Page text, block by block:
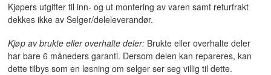
Kjøpers utgifter til inn- og ut montering av varen samt returfrakt
dekkes ikke av Selger/deleleverandør.
Kjøp av brukte eller overhalte deler: Brukte eller overhalte deler
har bare 6 måneders garanti. Dersom delen kan repareres, kan
dette tilbys som en løsning om selger ser seg villig til dette.